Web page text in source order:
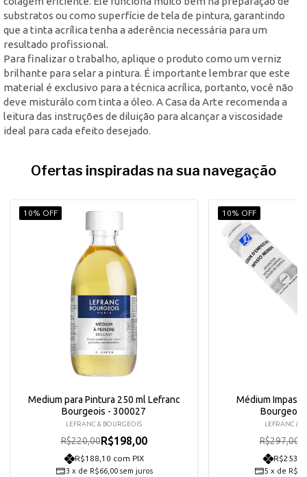
substratos ou como superfície de tela de pintura, garantindo
que a tinta acrílica tenha a aderência necessária para um
resultado profissional.
Para finalizar o trabalho, aplique o produto como um verniz
brilhante para selar a pintura. É importante lembrar que este
material é exclusivo para a técnica acrílica, portanto, você não
deve misturálo com tinta a óleo. A Casa da Arte recomenda a
leitura das instruções de diluição para alcançar a viscosidade
ideal para cada efeito desejado.
Ofertas inspiradas na sua navegação
10% OFF
Medium para Pintura 250 ml Lefranc
Bourgeois - 300027
LEFRANC & BOURGEOIS
R$220,00R$198,00
R$188,10 com PIX
3 x de R$66,00 sem juros
10% OFF
Médium
Bourgeois
LEFRANC &
R$297,00
5 x de